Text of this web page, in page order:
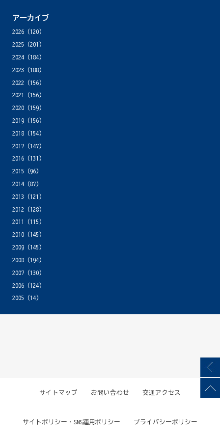
アーカイブ
2026(120)
2025 (201)
2024(184)
2023 (188)
2022 (156)
2021
(156)
2020(159)
2019(156)
2018(154)
2017(147)
2016(131)
2015 (96)
2014(87)
2013 (121)
2012 (128)
2011
(115)
2010(145)
2009(145)
2008(194)
2007(130)
2006(124)
2005 (14)
サイトマップ お問い合わせ 交通アクセス
サイトポリシー・SNS運用ポリシー プライバシーポリシー